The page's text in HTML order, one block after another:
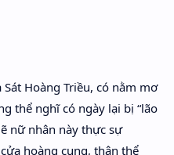
Hoàng Triều, có nằm mơ
thể nghĩ có ngày lại bị “lão
nữ nhân này thực sự
hoàng cung, thân thể